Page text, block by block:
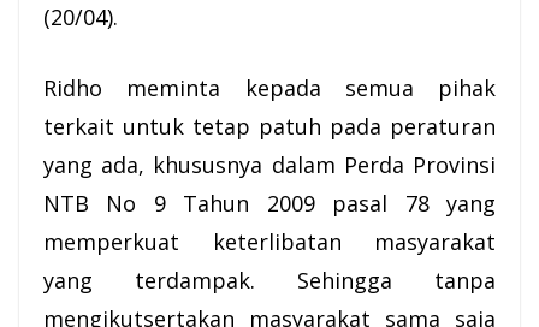
(20/04).
Ridho meminta kepada semua pihak
terkait untuk tetap patuh pada peraturan
yang ada, khususnya dalam Perda Provinsi
NTB No 9 Tahun 2009 pasal 78 yang
memperkuat keterlibatan masyarakat
yang terdampak. Sehingga tanpa
mengikutsertakan masyarakat sama saja